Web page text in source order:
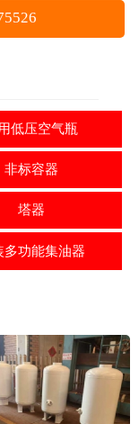
低压空气瓶
非标容器
塔器
多功能集油器